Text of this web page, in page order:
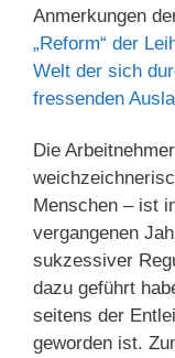
Anmerkungen
„Reform“ der
Welt der sich
fressenden
Die
Menschen – ist
vergangenen
sukzessiver
dazu geführt
seitens der
geworden ist.